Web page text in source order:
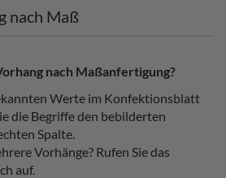
nach Maß
nach Maßanfertigung?
Werte im Konfektionsblatt
die Begriffe den bebilderten
Spalte.
Vorhänge? Rufen Sie das
auf.